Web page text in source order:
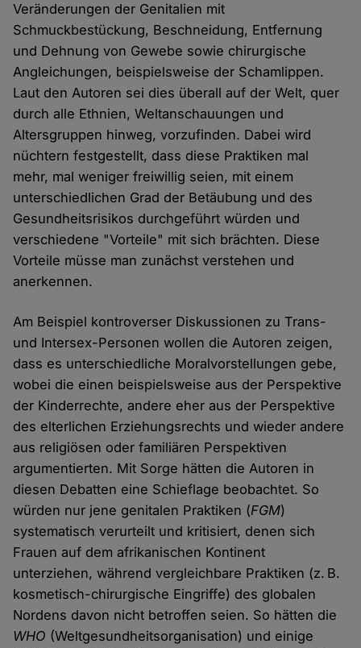
Veränderungen der Genitalien mit
Schmuckbestückung, Beschneidung, Entfernung
und Dehnung von Gewebe sowie chirurgische
Angleichungen, beispielsweise der Schamlippen.
Laut den Autoren sei dies überall auf der Welt, quer
durch alle Ethnien, Weltanschauungen und
Altersgruppen hinweg, vorzufinden. Dabei wird
nüchtern festgestellt, dass diese Praktiken mal
mehr, mal weniger freiwillig seien, mit einem
unterschiedlichen Grad der Betäubung und des
Gesundheitsrisikos durchgeführt würden und
verschiedene "Vorteile" mit sich brächten. Diese
Vorteile müsse man zunächst verstehen und
anerkennen.
Am Beispiel kontroverser Diskussionen zu Trans-
und Intersex-Personen wollen die Autoren zeigen,
dass es unterschiedliche Moralvorstellungen gebe,
wobei die einen beispielsweise aus der Perspektive
der Kinderrechte, andere eher aus der Perspektive
des elterlichen Erziehungsrechts und wieder andere
aus religiösen oder familiären Perspektiven
argumentierten. Mit Sorge hätten die Autoren in
diesen Debatten eine Schieflage beobachtet. So
würden nur jene genitalen Praktiken (FGM)
systematisch verurteilt und kritisiert, denen sich
Frauen auf dem afrikanischen Kontinent
unterziehen, während vergleichbare Praktiken (z. B.
kosmetisch-chirurgische Eingriffe) des globalen
Nordens davon nicht betroffen seien. So hätten die
WHO (Weltgesundheitsorganisation) und einige